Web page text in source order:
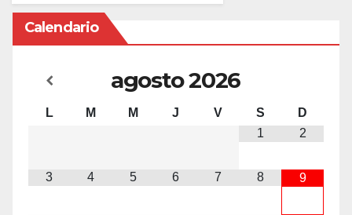
Calendario
agosto2026
L M M J V S
D
1
2
3 4 5 6 7 8 9